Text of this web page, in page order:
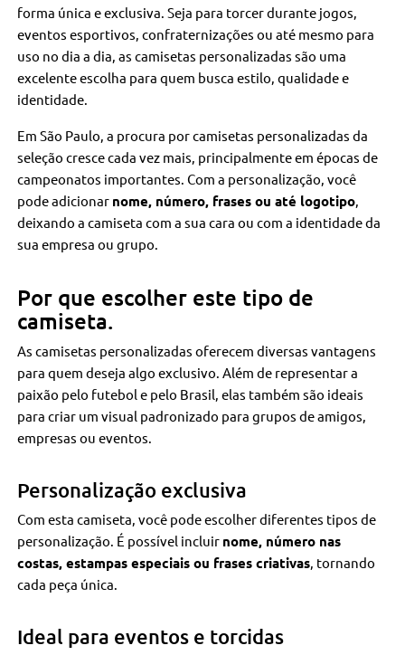
forma única e exclusiva. Seja para torcer durante jogos,
eventos esportivos, confraternizações ou até mesmo para
uso no dia a dia, as camisetas personalizadas são uma
excelente escolha para quem busca estilo, qualidade e
identidade.
Em São Paulo, a procura por camisetas personalizadas da
seleção cresce cada vez mais, principalmente em épocas de
campeonatos importantes. Com a personalização, você
pode adicionar nome, número, frases ou até logotipo,
deixando a camiseta com a sua cara ou com a identidade da
sua empresa ou grupo.
Por que escolher este tipo de
camiseta.
As camisetas personalizadas oferecem diversas vantagens
para quem deseja algo exclusivo. Além de representar a
paixão pelo futebol e pelo Brasil, elas também são ideais
para criar um visual padronizado para grupos de amigos,
empresas ou eventos.
Personalização exclusiva
Com esta camiseta, você pode escolher diferentes tipos de
personalização. É possível incluir nome, número nas
costas, estampas especiais ou frases criativas, tornando
cada peça única.
Ideal para eventos e torcidas